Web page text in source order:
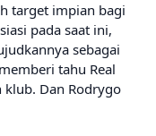
target impian bagi
pada saat ini,
sebagai
tahu Real
Dan Rodrygo